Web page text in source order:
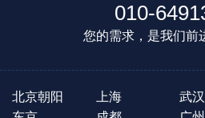
010-
您的需求，是我们前
北京朝阳 上海 武汉